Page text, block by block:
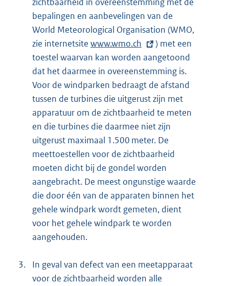
bepalingen en aanbevelingen van de
World Meteorological Organisation (WMO,
zie internetsite E
x
t
e
r
n
e
l
i
n
k
:
www.wmo.ch
) met een
toestel waarvan kan worden aangetoond
dat het daarmee in overeenstemming is.
Voor de windparken bedraagt de afstand
tussen de turbines die uitgerust zijn met
apparatuur om de zichtbaarheid te meten
en die turbines die daarmee niet zijn
uitgerust maximaal 1.500 meter. De
meettoestellen voor de zichtbaarheid
moeten dicht bij de gondel worden
aangebracht. De meest ongunstige waarde
die door één van de apparaten binnen het
gehele windpark wordt gemeten, dient
voor het gehele windpark te worden
aangehouden.
3.
In geval van defect van een meetapparaat
voor de zichtbaarheid worden alle